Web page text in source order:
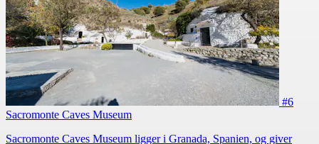
#6
Sacromonte Caves Museum
Sacromonte Caves Museum ligger i Granada, Spanien, og giver